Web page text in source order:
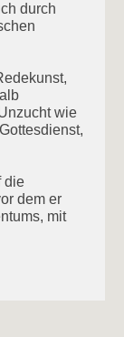
durch
wie
die
dem er
mit